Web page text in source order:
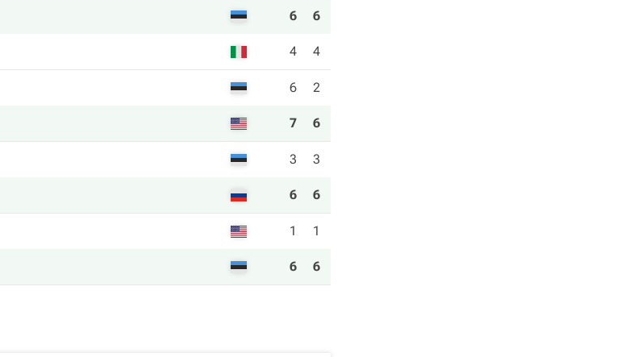
6 6
4 4
6 2
7 6
3 3
6 6
1 1
6 6